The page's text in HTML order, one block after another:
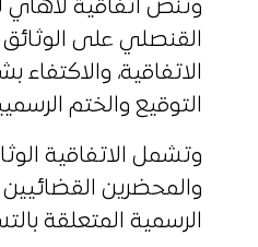
القنصلي على
الاتفاقية، والاكتفاء
التوقيع والختم
وتشمل الاتفاقية
والمحضرين القضائيين
الرسمية المتعلقة